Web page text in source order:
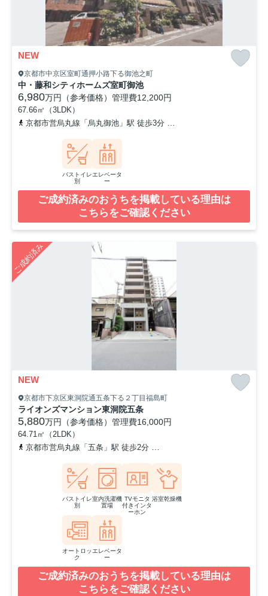
NEW
京都市中京区室町通押小路下る御池之町
中・藤和シティホームズ室町御池
6,980万円（参考価格） 管理費12,200円
67.66㎡（3LDK）
京都市営烏丸線「烏丸御池」駅 徒歩3分
バストイレ
別
エレベータ
ー
ご成約済みのおうちを掲載している理由は
こちらをご確認ください
ご成約済み
NEW
京都市下京区東洞院通五条下る２丁目福島町
ライオンズマンション東洞院五条
5,880万円（参考価格） 管理費16,000円
64.71㎡（2LDK）
京都市営烏丸線「五条」駅 徒歩2分
バストイレ
別
室内洗濯機
置場
TVモニタ
付きインタ
ーホン
浴室乾燥機
オートロッ
ク
エレベータ
ー
ご成約済みのおうちを掲載している理由は
こちらをご確認ください